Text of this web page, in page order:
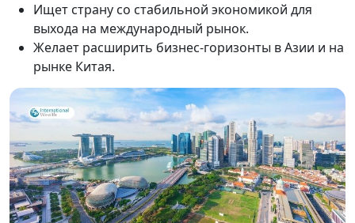
Ищет страну со стабильной экономикой для
выхода на международный рынок.
Желает расширить бизнес-горизонты в Азии и на
рынке Китая.